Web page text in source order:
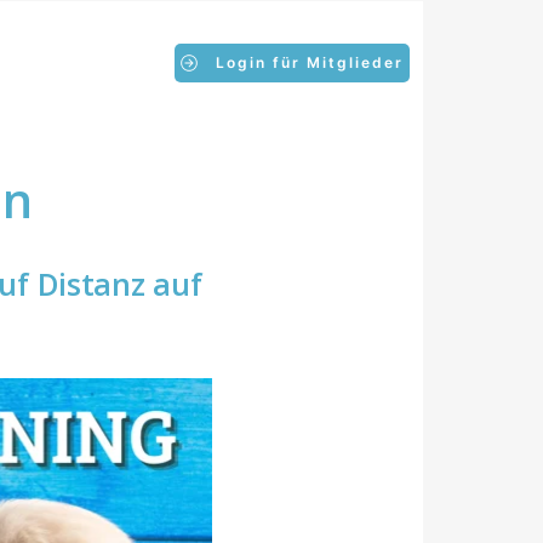
Login für Mitglieder
Distanz auf